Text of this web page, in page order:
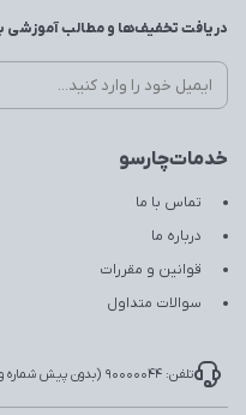
خدمات‌چارسو
تماس با ما
درباره ما
قوانین و مقررات
سوالات متداول
دریافت تخفیف‌ها و مطالب آموزشی
تلفن: 90000044 (بدون پیش شماره و رایگان)